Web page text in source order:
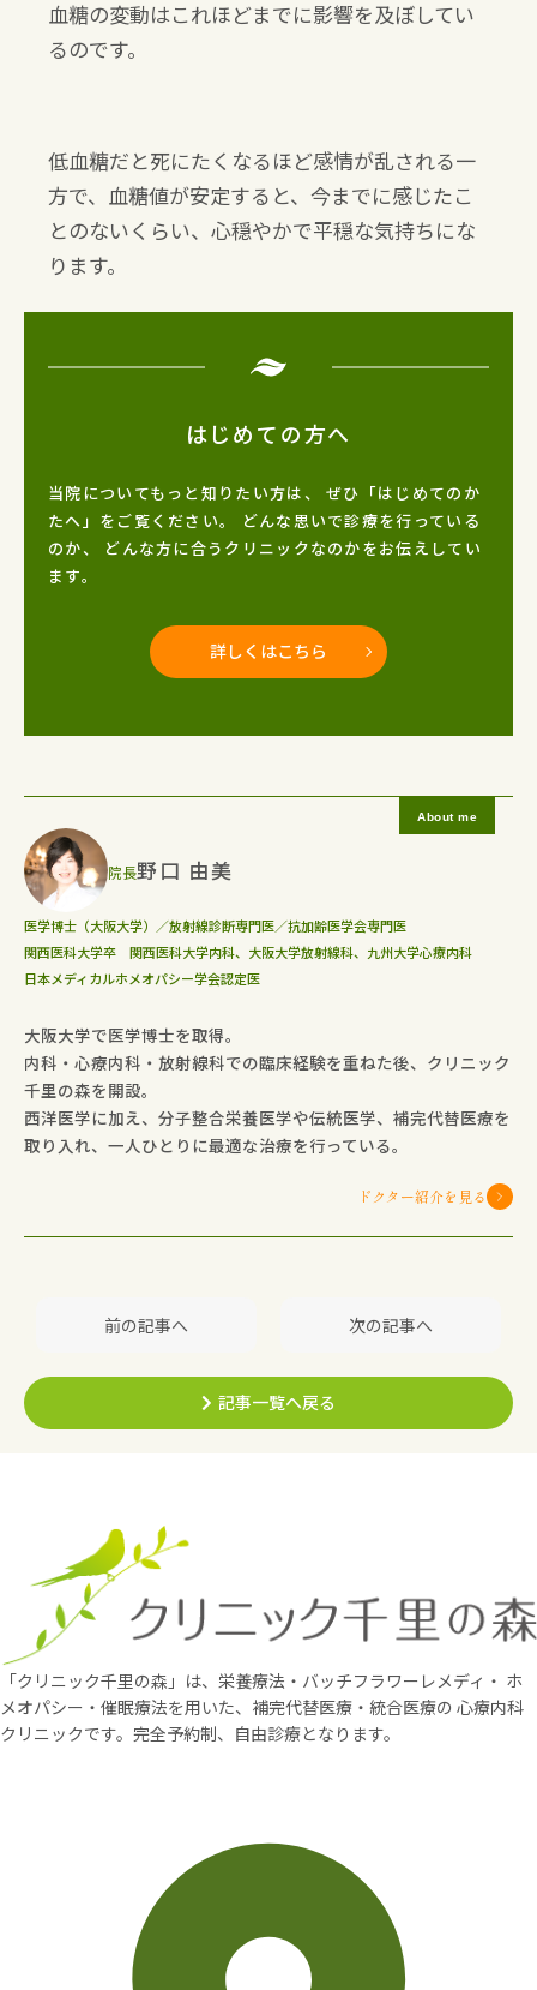
血糖の変動はこれほどまでに影響を及ぼしてい
るのです。
低血糖だと死にたくなるほど感情が乱される一
方で、血糖値が安定すると、今までに感じたこ
とのないくらい、心穏やかで平穏な気持ちにな
ります。
はじめての方へ
当院についてもっと知りたい方は、
ぜひ「はじめてのか
たへ」をご覧ください。
どんな思いで診療を行っている
のか、
どんな方に合うクリニックなのかをお伝えしてい
ます。
詳しくはこちら
院長野口 由美
医学博士（大阪大学）／放射線診断専門医／抗加齢医学会専門医
関西医科大学卒 関西医科大学内科、大阪大学放射線科、九州大学心療内科
日本メディカルホメオパシー学会認定医
大阪大学で医学博士を取得。
内科・心療内科・放射線科での臨床経験を重ねた後、クリニック
千里の森を開設。
西洋医学に加え、分子整合栄養医学や伝統医学、補完代替医療を
取り入れ、一人ひとりに最適な治療を行っている。
ドクター紹介を見る
前の記事へ 次の記事へ
記事一覧へ戻る
「クリニック千里の森」は、栄養療法・バッチフラワーレメディ・ ホ
メオパシー・催眠療法を用いた、補完代替医療・統合医療の 心療内科
クリニックです。完全予約制、自由診療となります。